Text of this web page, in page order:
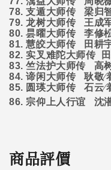
78.支遁大师传
梁归
79.龙树大师传
王成
80.昙曜大师传
李修
81.慧皎大师传
田耕
82. 实叉难陀大师传
83.竺法护大师传
高
84.谛闲大师传
耿敬∕
85. 圆瑛大师传
石云∕
86. 宗仰上人行谊 沈
商品評價